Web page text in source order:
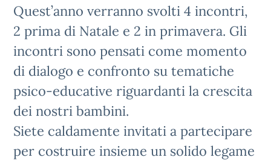
Quest’anno verranno svolti 4 incontri,
2 prima di Natale e 2 in primavera. Gli
incontri sono pensati come momento
di dialogo e confronto su tematiche
psico-educative riguardanti la crescita
dei nostri bambini.
Siete caldamente invitati a partecipare
per costruire insieme un solido legame